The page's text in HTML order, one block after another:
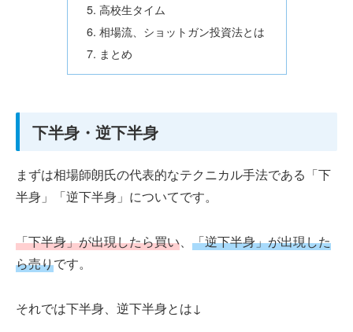
高校生タイム
相場流、ショットガン投資法とは
まとめ
下半身・逆下半身
まずは相場師朗氏の代表的なテクニカル手法である「下
半身」「逆下半身」についてです。
「下半身」が出現したら買い、 「逆下半身」が出現した
ら売りです。
それでは下半身、逆下半身とは↓